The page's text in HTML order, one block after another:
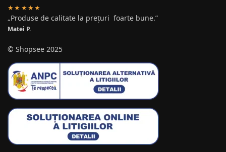
★★★★★
„Produse de calitate la prețuri foarte bune.”
Matei P.
© Shopsee 2025